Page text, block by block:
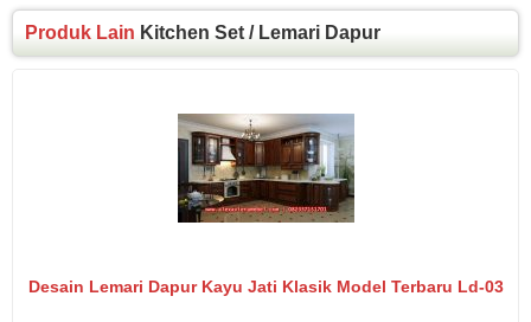
Produk Lain Kitchen Set / Lemari Dapur
Desain Lemari Dapur Kayu Jati Klasik Model Terbaru Ld-03